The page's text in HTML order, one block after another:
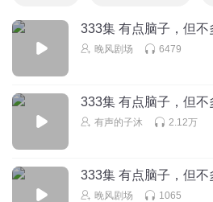
333集 有点脑子，但不
晚风剧场 6479
333集 有点脑子，但不
有声的子沐 2.12万
333集 有点脑子，但不
晚风剧场 1065